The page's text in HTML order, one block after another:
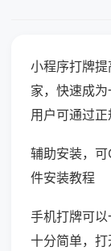
小程序打牌
家，快速成
用户可通过正
辅助安装，
件安装教程
手机打牌可以
十分简单，